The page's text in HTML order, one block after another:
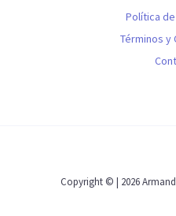
Política
Términos y
Copyright © | 2026